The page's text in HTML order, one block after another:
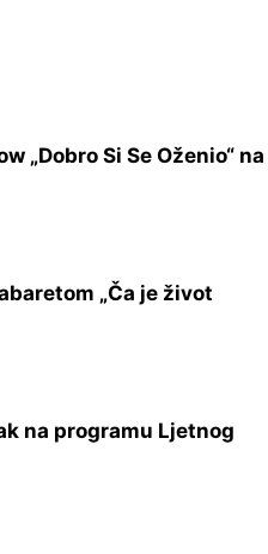
„Dobro Si Se Oženio“ na
„Ča je život
na programu Ljetnog